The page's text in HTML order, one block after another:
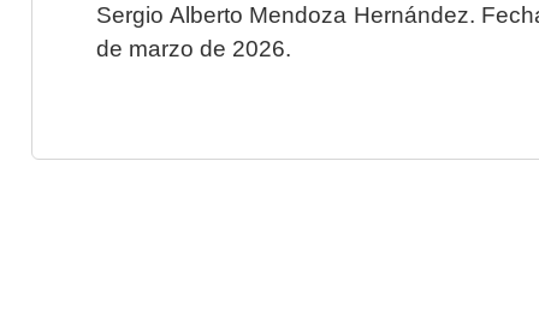
Sergio Alberto Mendoza Hernández.
de marzo de 2026.